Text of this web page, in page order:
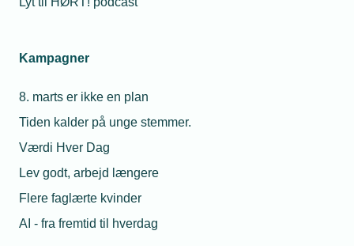
Kampagner
8. marts er ikke en plan
Tiden kalder på unge stemmer.
Værdi Hver Dag
Lev godt, arbejd længere
Flere faglærte kvinder
AI - fra fremtid til hverdag